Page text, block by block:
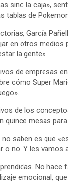
sino la caja»,
tablas de
García
en otros medios
la gente».
de empresas
cómo Super
de los
quince mesas
saben es que
o no. Y les vamos
No
emocional,